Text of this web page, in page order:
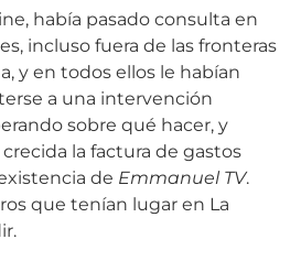
había pasado consulta en
incluso fuera de las fronteras
y en todos ellos le habían
a una intervención
sobre qué hacer, y
la factura de gastos
de Emmanuel TV.
que tenían lugar en La